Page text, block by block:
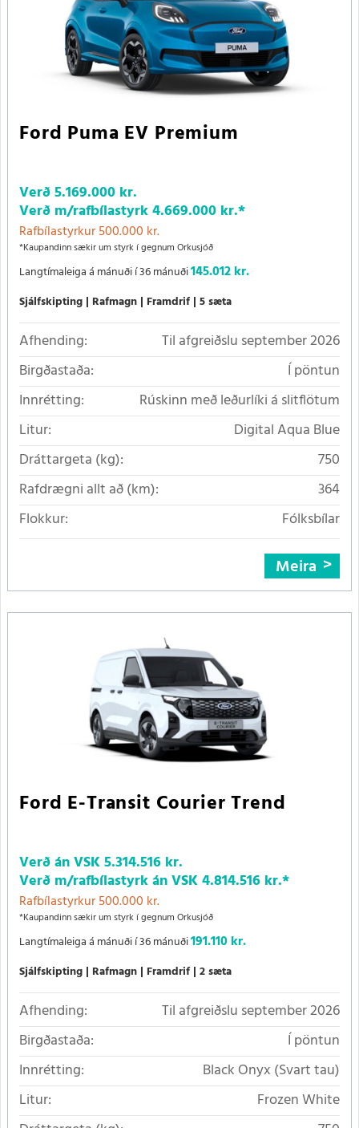
Ford Puma EV Premium
Verð5.169.000 kr.
Verð m/rafbílastyrk4.669.000 kr.*
Rafbílastyrkur 500.000 kr.
*Kaupandinn sækir um styrk í gegnum Orkusjóð
Langtímaleiga á mánuði í 36 mánuði145.012 kr.
Sjálfskipting Rafmagn Framdrif 5 sæta
Afhending:
Til afgreiðslu september 2026
Birgðastaða:
Í pöntun
Innrétting:
Rúskinn með leðurlíki á slitflötum
Litur:
Digital Aqua Blue
Dráttargeta (kg):
750
Rafdrægni allt að (km):
364
Flokkur:
Fólksbílar
Meira
Ford E-Transit Courier Trend
Verð án VSK5.314.516 kr.
Verð m/rafbílastyrkán VSK4.814.516 kr.*
Rafbílastyrkur 500.000 kr.
*Kaupandinn sækir um styrk í gegnum Orkusjóð
Langtímaleiga á mánuði í 36 mánuði191.110 kr.
Sjálfskipting Rafmagn Framdrif 2 sæta
Afhending:
Til afgreiðslu september 2026
Birgðastaða:
Í pöntun
Innrétting:
Black Onyx (Svart tau)
Litur:
Frozen White